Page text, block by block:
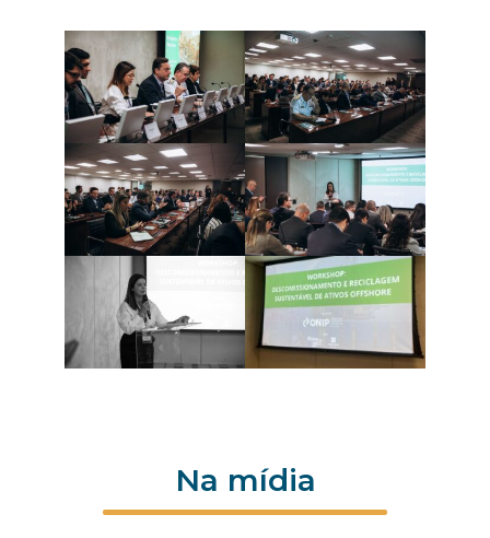
Na mídia